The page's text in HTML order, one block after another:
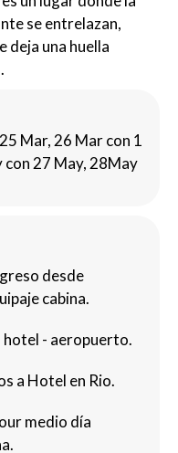
se entrelazan,
deja una huella
Mar, 26 Mar con 1
con 27 May, 28May
desde
cabina.
- aeropuerto.
a Hotel en Rio.
medio día